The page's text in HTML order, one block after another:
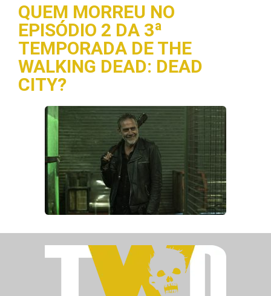
QUEM MORREU NO
EPISÓDIO 2 DA 3ª
TEMPORADA DE THE
WALKING DEAD: DEAD
CITY?